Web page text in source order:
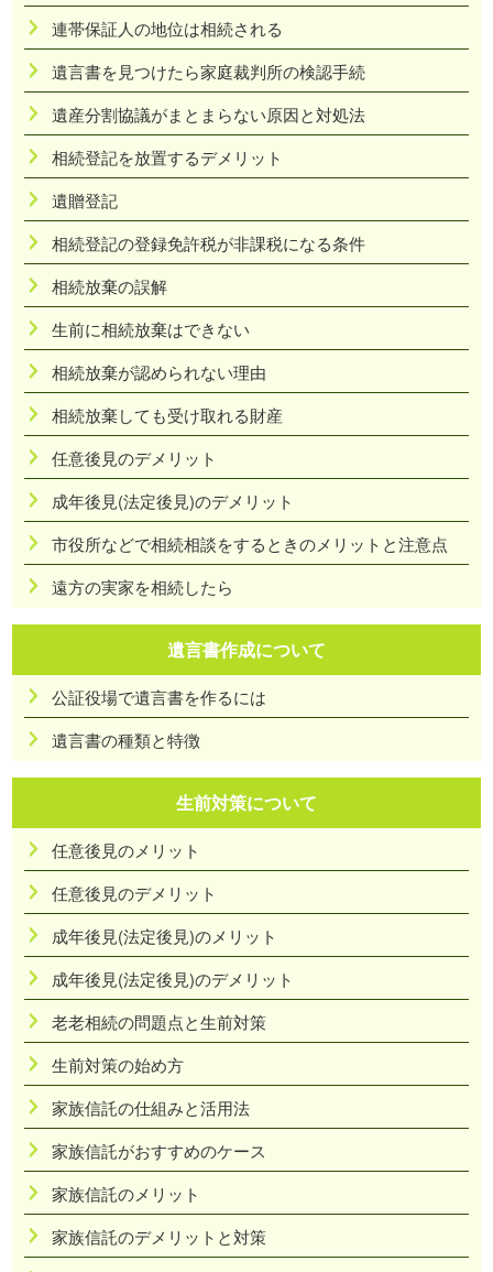
連帯保証人の地位は相続される
遺言書を見つけたら家庭裁判所の検認手続
遺産分割協議がまとまらない原因と対処法
相続登記を放置するデメリット
遺贈登記
相続登記の登録免許税が非課税になる条件
相続放棄の誤解
生前に相続放棄はできない
相続放棄が認められない理由
相続放棄しても受け取れる財産
任意後見のデメリット
成年後見(法定後見)のデメリット
市役所などで相続相談をするときのメリットと注意点
遠方の実家を相続したら
遺言書作成について
公証役場で遺言書を作るには
遺言書の種類と特徴
生前対策について
任意後見のメリット
任意後見のデメリット
成年後見(法定後見)のメリット
成年後見(法定後見)のデメリット
老老相続の問題点と生前対策
生前対策の始め方
家族信託の仕組みと活用法
家族信託がおすすめのケース
家族信託のメリット
家族信託のデメリットと対策